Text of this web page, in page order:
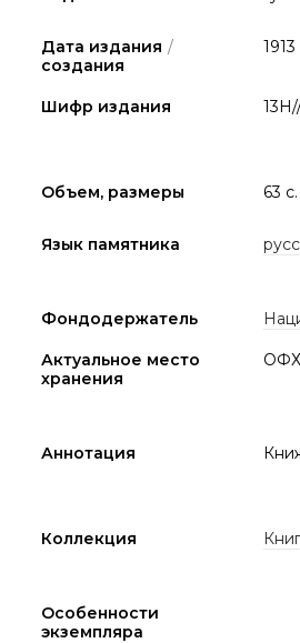
Дата издания /
создания
1913
Шифр издания
Объем, размеры 63
Язык памятника
Фондодержатель
Актуальное место
хранения
ОФХ
Аннотация
Коллекция
Особенности
экземпляра